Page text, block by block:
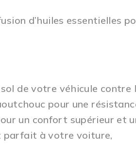
d’huiles essentielles
de votre véhicule contre
pour une
un confort supérieur et
parfait à votre voiture,